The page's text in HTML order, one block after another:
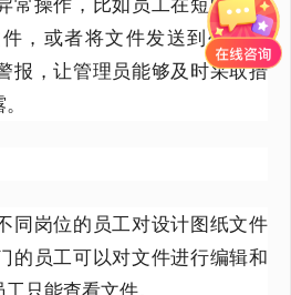
，或者将文件发送到外部邮
报，让管理员能够及时采取措
同岗位的员工对设计图纸文件
的员工可以对文件进行编辑和
工只能查看文件。